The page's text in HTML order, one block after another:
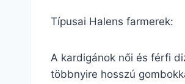
Típusai Halens farmerek:
A kardigánok női és férfi
többnyire hosszú